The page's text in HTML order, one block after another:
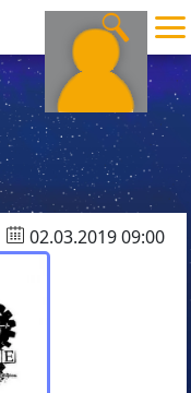
02.03.2019 09:00